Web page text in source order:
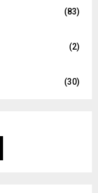
(83)
(2)
(30)